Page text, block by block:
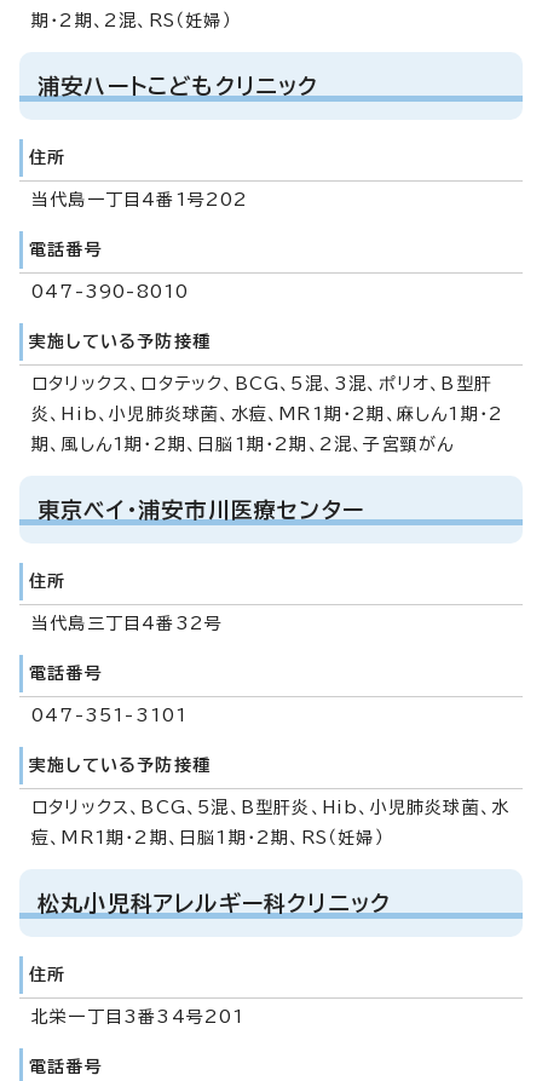
期・2期、2混、RS（妊婦）
浦安ハートこどもクリニック
住所
当代島一丁目4番1号202
電話番号
047-390-8010
実施している予防接種
ロタリックス、ロタテック、BCG、5混、3混、ポリオ、B型肝
炎、Hib、小児肺炎球菌、水痘、MR1期・2期、麻しん1期・2
期、風しん1期・2期、日脳1期・2期、2混、子宮頸がん
東京ベイ・浦安市川医療センター
住所
当代島三丁目4番32号
電話番号
047-351-3101
実施している予防接種
ロタリックス、BCG、5混、B型肝炎、Hib、小児肺炎球菌、水
痘、MR1期・2期、日脳1期・2期、RS（妊婦）
松丸小児科アレルギー科クリニック
住所
北栄一丁目3番34号201
電話番号